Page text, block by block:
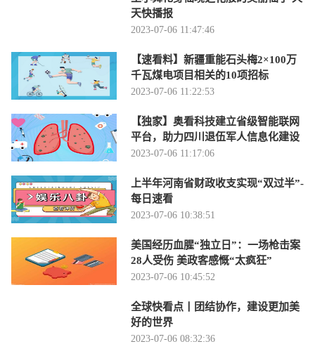
天快播报
2023-07-06 11:47:46
【速看料】新疆重能石头梅2×100万
千瓦煤电项目相关的10项招标
2023-07-06 11:22:53
【独家】奥看科技建立省级智能联网
平台，助力四川退伍军人信息化建设
2023-07-06 11:17:06
上半年河南省财政收支实现“双过半”-
每日速看
2023-07-06 10:38:51
美国经历血腥“独立日”：一场枪击案
28人受伤 美政客感慨“太疯狂”
2023-07-06 10:45:52
全球快看点丨团结协作，建设更加美
好的世界
2023-07-06 08:32:36